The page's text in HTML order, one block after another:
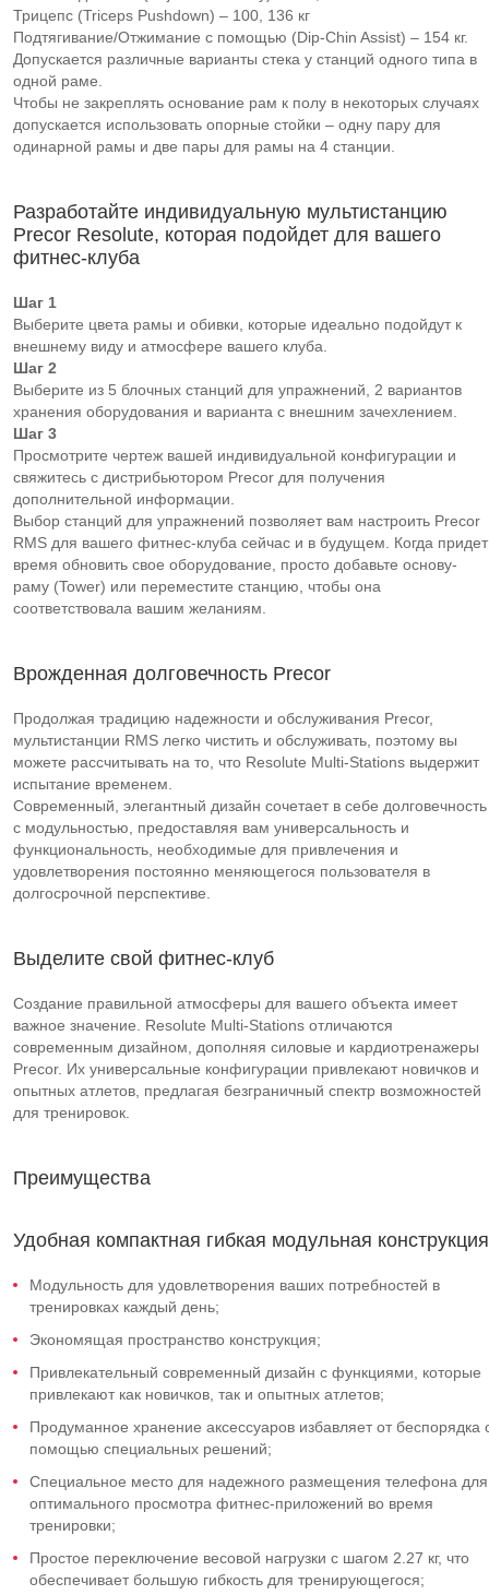
Трицепс (Triceps Pushdown) – 100, 136 кг
Подтягивание/Отжимание с помощью (Dip-Chin Assist) – 154 кг.
Допускается различные варианты стека у станций одного типа в
одной раме.
Чтобы не закреплять основание рам к полу в некоторых случаях
допускается использовать опорные стойки – одну пару для
одинарной рамы и две пары для рамы на 4 станции.
Разработайте индивидуальную мультистанцию
Precor Resolute, которая подойдет для вашего
фитнес-клуба
Шаг 1
Выберите цвета рамы и обивки, которые идеально подойдут к
внешнему виду и атмосфере вашего клуба.
Шаг 2
Выберите из 5 блочных станций для упражнений, 2 вариантов
хранения оборудования и варианта с внешним зачехлением.
Шаг 3
Просмотрите чертеж вашей индивидуальной конфигурации и
свяжитесь с дистрибьютором Precor для получения
дополнительной информации.
Выбор станций для упражнений позволяет вам настроить Precor
RMS для вашего фитнес-клуба сейчас и в будущем. Когда придет
время обновить свое оборудование, просто добавьте основу-
раму (Tower) или переместите станцию, чтобы она
соответствовала вашим желаниям.
Врожденная долговечность Precor
Продолжая традицию надежности и обслуживания Precor,
мультистанции RMS легко чистить и обслуживать, поэтому вы
можете рассчитывать на то, что Resolute Multi-Stations выдержит
испытание временем.
Современный, элегантный дизайн сочетает в себе долговечность
с модульностью, предоставляя вам универсальность и
функциональность, необходимые для привлечения и
удовлетворения постоянно меняющегося пользователя в
долгосрочной перспективе.
Выделите свой фитнес-клуб
Создание правильной атмосферы для вашего объекта имеет
важное значение. Resolute Multi-Stations отличаются
современным дизайном, дополняя силовые и кардиотренажеры
Precor. Их универсальные конфигурации привлекают новичков и
опытных атлетов, предлагая безграничный спектр возможностей
для тренировок.
Преимущества
Удобная компактная гибкая модульная конструкция
Модульность для удовлетворения ваших потребностей в
тренировках каждый день;
Экономящая пространство конструкция;
Привлекательный современный дизайн с функциями, которые
привлекают как новичков, так и опытных атлетов;
Продуманное хранение аксессуаров избавляет от беспорядка
помощью специальных решений;
Специальное место для надежного размещения телефона для
оптимального просмотра фитнес-приложений во время
тренировки;
Простое переключение весовой нагрузки с шагом 2.27 кг, что
обеспечивает большую гибкость для тренирующегося;